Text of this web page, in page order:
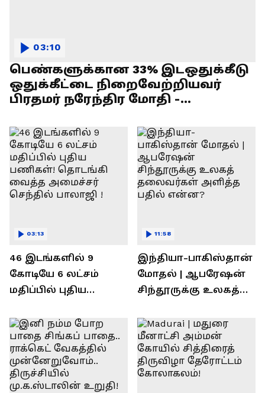
பெண்களுக்கான 33% இடஒதுக்கீடு
ஒதுக்கீட்டை நிறைவேற்றியவர்
பிரதமர் நரேந்திர மோதி -
03:10
46 இடங்களில் 9
கோடியே 6 லட்சம்
மதிப்பில் புதிய
வைத்த அமைச்சர்
செந்தில் பாலாஜி !
03:13
இந்தியா-பாகிஸ்தான்
மோதல் | ஆபரேஷன்
சிந்தூருக்கு உலகத்
பதில் என்ன?
11:58